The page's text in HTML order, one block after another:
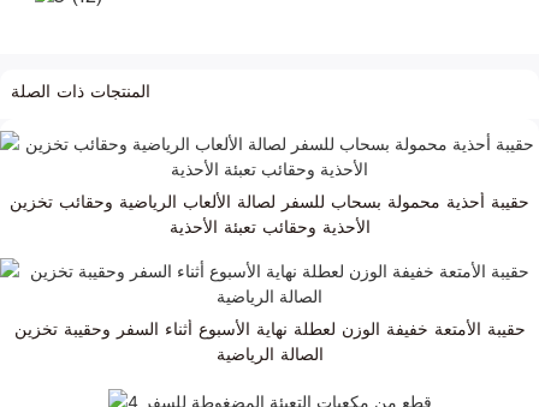
المنتجات ذات الصلة
حقيبة أحذية محمولة بسحاب للسفر لصالة الألعاب الرياضية وحقائب تخزين
الأحذية وحقائب تعبئة الأحذية
حقيبة الأمتعة خفيفة الوزن لعطلة نهاية الأسبوع أثناء السفر وحقيبة تخزين
الصالة الرياضية